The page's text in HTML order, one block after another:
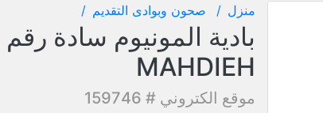
منزل صحون وبوادى التقديم
MAHDIEH
موقع الكتروني # 159746